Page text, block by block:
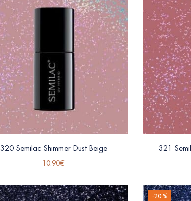
320 Semilac Shimmer Dust Beige
10.90€
321
-20 %